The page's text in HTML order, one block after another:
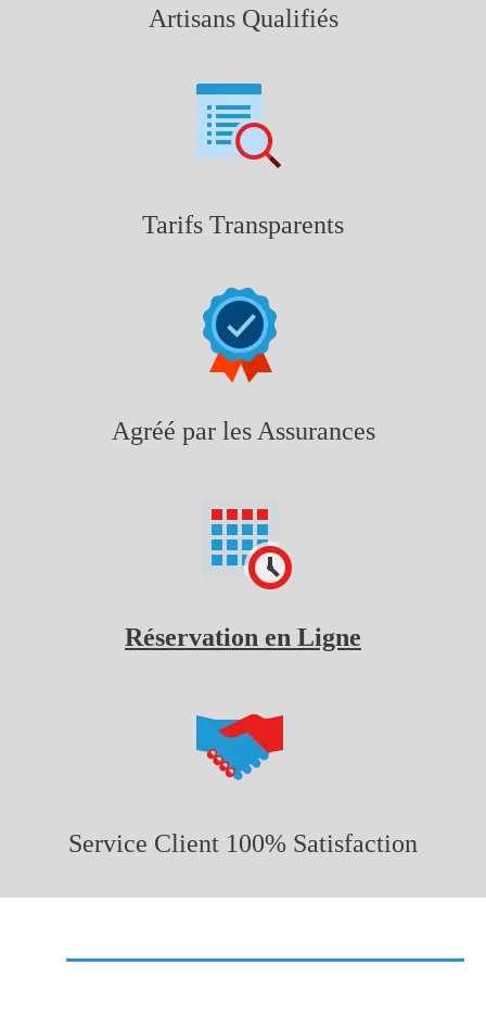
Artisans Qualifiés
Tarifs Transparents
Agréé par les Assurances
Réservation en Ligne
Service Client 100% Satisfaction